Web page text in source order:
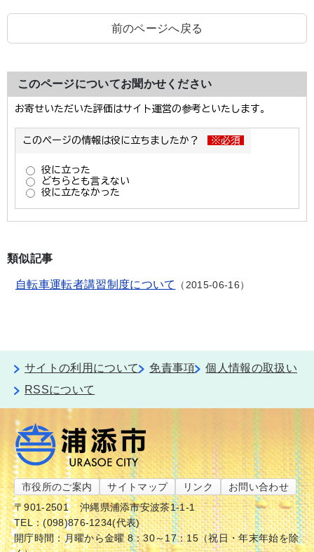
前のページへ戻る
このページについてお聞かせください
類似記事
自転車運転者講習制度について 2015-06-16
サイトの利用について 免責事項
個人情報の取扱い
RSSについて
市役所のご案内 サイトマップ リンク
お問い合わせ
〒901-2501
沖縄県浦添市安波茶1-1-1
TEL：(098)876-1234(代表)
開庁時間：月曜から金曜 8：30～17：15（祝日・年末年始を除